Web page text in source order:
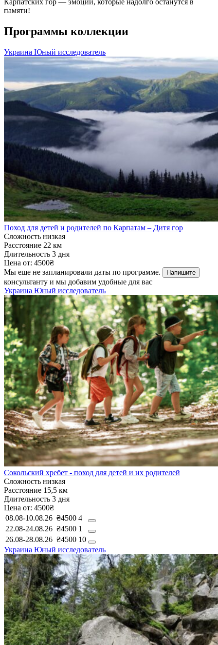
памяти!
Программы коллекции
Украина Юный исследователь
Поход для детей и родителей по Карпатам – Дитя гор
Сложность низкая
Расстояние 22 км
Длительность 3 дня
Цена от: 4500₴
Мы еще не запланировали даты по программе.
Напишите
консультанту и мы добавим удобные для вас
Украина Юный исследователь
Сокольский хребет - поход для детей и их родителей
Сложность низкая
Расстояние 15,5 км
Длительность 3 дня
Цена от: 4500₴
08.08-10.08.26 ₴4500 4
22.08-24.08.26 ₴4500 1
26.08-28.08.26 ₴4500 10
Украина Юный исследователь